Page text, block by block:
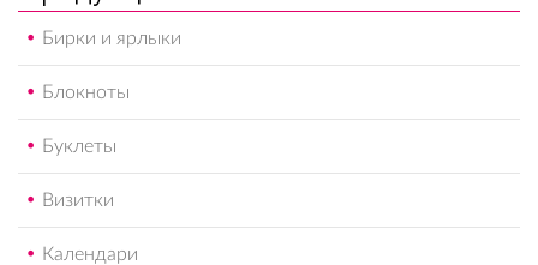
Бирки и ярлыки
Блокноты
Буклеты
Визитки
Календари